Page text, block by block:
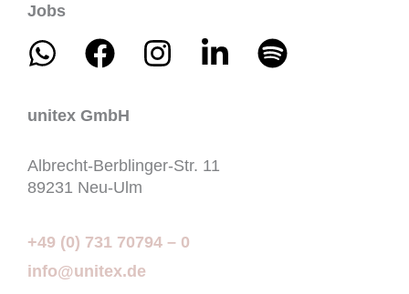
Jobs
W
h
t
s
a
p
F
a
e
b
o
k
I
n
a
g
a
i
e
d
S
p
unitex GmbH
Albrecht-Berblinger-Str. 11
89231 Neu-Ulm
+49 (0) 731 70794 – 0
info@unitex.de